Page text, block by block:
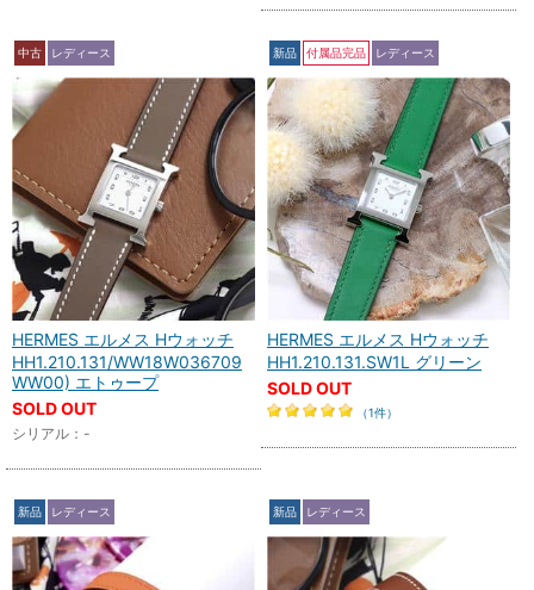
中古 レディース
HERMES エルメス Hウォッチ
HH1.210.131/WW18W036709
WW00) エトゥープ
SOLD OUT
シリアル：-
新品 付属品完品 レディース
HERMES エルメス Hウォッチ
HH1.210.131.SW1L グリーン
SOLD OUT
（1件）
新品 レディース 新品 レディース